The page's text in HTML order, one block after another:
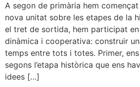
A segon de primària hem començat
nova unitat sobre les etapes de la
el tret de sortida, hem participat
dinàmica i cooperativa: construir
temps entre tots i totes. Primer,
segons l’etapa històrica que ens
idees […]